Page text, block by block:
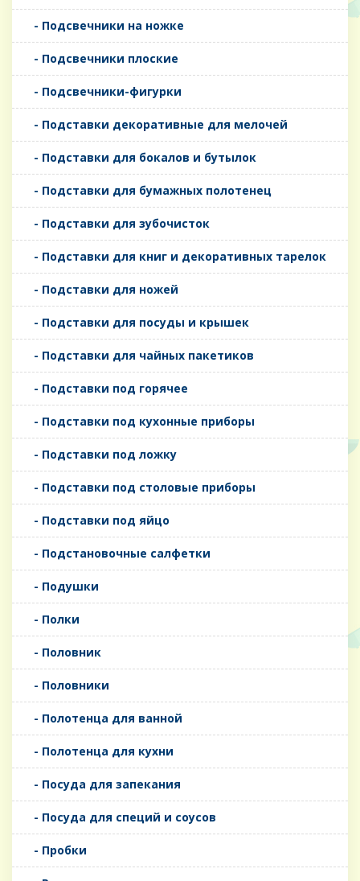
- Подсвечники на ножке
- Подсвечники плоские
- Подсвечники-фигурки
- Подставки декоративные для мелочей
- Подставки для бокалов и бутылок
- Подставки для бумажных полотенец
- Подставки для зубочисток
- Подставки для книг и декоративных тарелок
- Подставки для ножей
- Подставки для посуды и крышек
- Подставки для чайных пакетиков
- Подставки под горячее
- Подставки под кухонные приборы
- Подставки под ложку
- Подставки под столовые приборы
- Подставки под яйцо
- Подстановочные салфетки
- Подушки
- Полки
- Половник
- Половники
- Полотенца для ванной
- Полотенца для кухни
- Посуда для запекания
- Посуда для специй и соусов
- Пробки